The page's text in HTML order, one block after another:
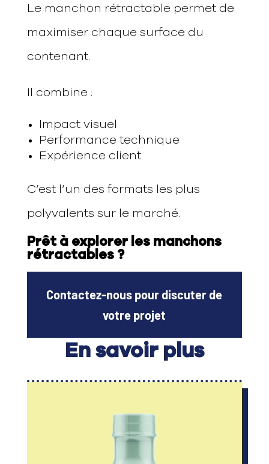
Le manchon rétractable permet de
maximiser chaque surface du
contenant.
Il combine :
Impact visuel
Performance technique
Expérience client
C’est l’un des formats les plus
polyvalents sur le marché.
Prêt à explorer les manchons
rétractables ?
Contactez-nous pour discuter de
votre projet
En savoir plus